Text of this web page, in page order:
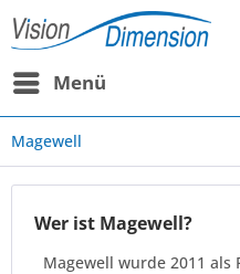
Menü
Magewell
Wer ist Magewell?
Magewell wurde 2011 als